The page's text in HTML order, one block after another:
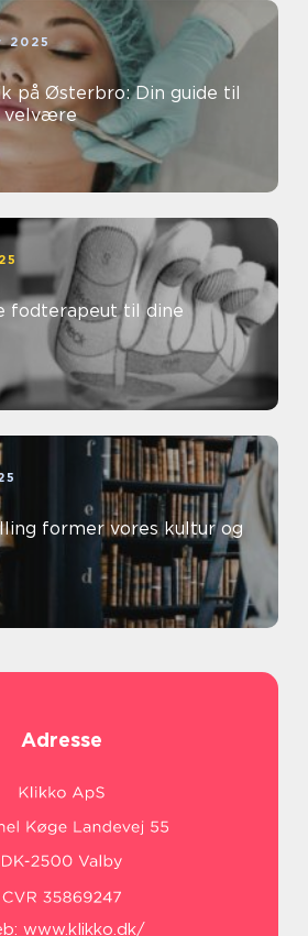
2025
på Østerbro: Din guide til
velvære
fodterapeut til dine
former vores kultur og
Adresse
www.klikko.dk/